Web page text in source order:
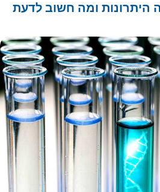
היתרונות ומה חשוב לדעת